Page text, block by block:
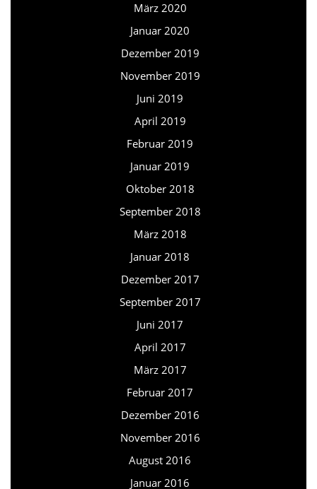
März 2020
Januar 2020
Dezember 2019
November 2019
Juni 2019
April 2019
Februar 2019
Januar 2019
Oktober 2018
September 2018
März 2018
Januar 2018
Dezember 2017
September 2017
Juni 2017
April 2017
März 2017
Februar 2017
Dezember 2016
November 2016
August 2016
Januar 2016